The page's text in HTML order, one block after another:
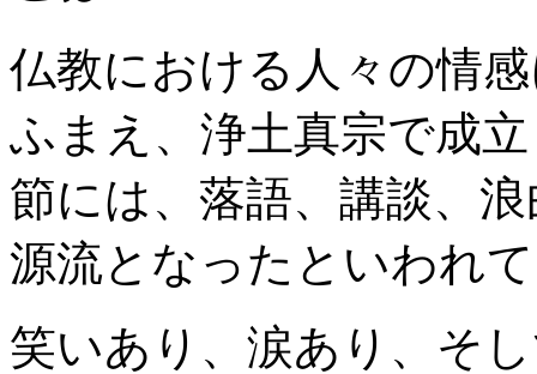
仏教における人々の情
ふまえ、浄土真宗で成
節には、落語、講談、
源流となったといわれ
笑いあり、涙あり、そ